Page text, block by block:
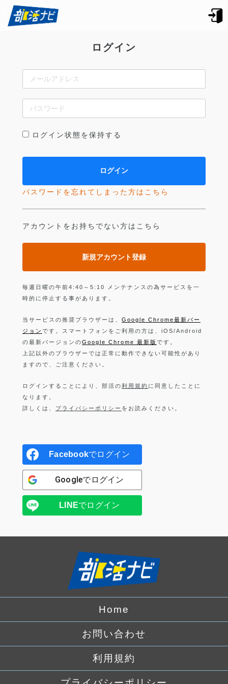
ログイン
ログイン状態を保持する
パスワードを忘れてしまった方はこちら
アカウントをお持ちでない方はこちら
新規アカウント登録
毎週日曜の午前4:40～5:10 メンテナンスの為サービスを一
時的に停止する事があります。
当サービスの推奨ブラウザーは、 Google Chrome最新バー
ジョン です。スマートフォンをご利用の方は、iOS/Android
の最新バージョンのGoogle Chrome 最新版 です。
上記以外のブラウザーでは正常に動作できない可能性があり
ますので、ご注意ください。
ログインすることにより、部活の利用規約 に同意したことに
なります。
詳しくは、 プライバシーポリシー をお読みください。
Facebookでログイン
Googleでログイン
LINEでログイン
Home
お問い合わせ
利用規約